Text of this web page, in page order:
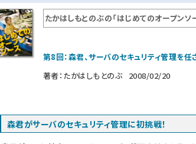
たかはしもとのぶの「はじめてのオープンソ
第8回：森君、サーバのセキュリティ管理を任
著者： たかはしもとのぶ 2008/02/20
森君がサーバのセキュリティ管理に初挑戦！